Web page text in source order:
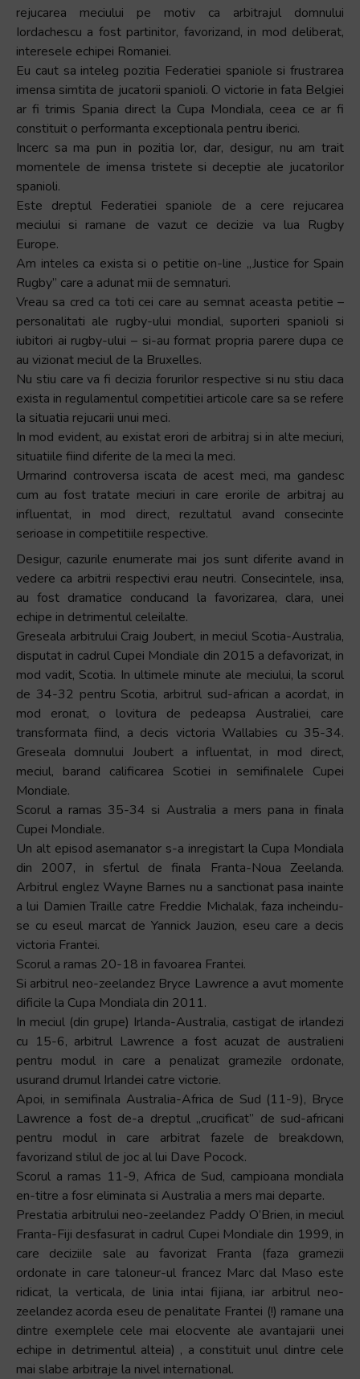
rejucarea meciului pe motiv ca arbitrajul domnului
Iordachescu a fost partinitor, favorizand, in mod deliberat,
interesele echipei Romaniei.
Eu caut sa inteleg pozitia Federatiei spaniole si frustrarea
imensa simtita de jucatorii spanioli. O victorie in fata Belgiei
ar fi trimis Spania direct la Cupa Mondiala, ceea ce ar fi
constituit o performanta exceptionala pentru iberici.
Incerc sa ma pun in pozitia lor, dar, desigur, nu am trait
momentele de imensa tristete si deceptie ale jucatorilor
spanioli.
Este dreptul Federatiei spaniole de a cere rejucarea
meciului si ramane de vazut ce decizie va lua Rugby
Europe.
Am inteles ca exista si o petitie on-line „Justice for Spain
Rugby” care a adunat mii de semnaturi.
Vreau sa cred ca toti cei care au semnat aceasta petitie –
personalitati ale rugby-ului mondial, suporteri spanioli si
iubitori ai rugby-ului – si-au format propria parere dupa ce
au vizionat meciul de la Bruxelles.
Nu stiu care va fi decizia forurilor respective si nu stiu daca
exista in regulamentul competitiei articole care sa se refere
la situatia rejucarii unui meci.
In mod evident, au existat erori de arbitraj si in alte meciuri,
situatiile fiind diferite de la meci la meci.
Urmarind controversa iscata de acest meci, ma gandesc
cum au fost tratate meciuri in care erorile de arbitraj au
influentat, in mod direct, rezultatul avand consecinte
serioase in competitiile respective.
Desigur, cazurile enumerate mai jos sunt diferite avand in
vedere ca arbitrii respectivi erau neutri. Consecintele, insa,
au fost dramatice conducand la favorizarea, clara, unei
echipe in detrimentul celeilalte.
Greseala arbitrului Craig Joubert, in meciul Scotia-Australia,
disputat in cadrul Cupei Mondiale din 2015 a defavorizat, in
mod vadit, Scotia. In ultimele minute ale meciului, la scorul
de 34-32 pentru Scotia, arbitrul sud-african a acordat, in
mod eronat, o lovitura de pedeapsa Australiei, care
transformata fiind, a decis victoria Wallabies cu 35-34.
Greseala domnului Joubert a influentat, in mod direct,
meciul, barand calificarea Scotiei in semifinalele Cupei
Mondiale.
Scorul a ramas 35-34 si Australia a mers pana in finala
Cupei Mondiale.
Un alt episod asemanator s-a inregistart la Cupa Mondiala
din 2007, in sfertul de finala Franta-Noua Zeelanda.
Arbitrul englez Wayne Barnes nu a sanctionat pasa inainte
a lui Damien Traille catre Freddie Michalak, faza incheindu-
se cu eseul marcat de Yannick Jauzion, eseu care a decis
victoria Frantei.
Scorul a ramas 20-18 in favoarea Frantei.
Si arbitrul neo-zeelandez Bryce Lawrence a avut momente
dificile la Cupa Mondiala din 2011.
In meciul (din grupe) Irlanda-Australia, castigat de irlandezi
cu 15-6, arbitrul Lawrence a fost acuzat de australieni
pentru modul in care a penalizat gramezile ordonate,
usurand drumul Irlandei catre victorie.
Apoi, in semifinala Australia-Africa de Sud (11-9), Bryce
Lawrence a fost de-a dreptul „crucificat” de sud-africani
pentru modul in care arbitrat fazele de breakdown,
favorizand stilul de joc al lui Dave Pocock.
Scorul a ramas 11-9, Africa de Sud, campioana mondiala
en-titre a fosr eliminata si Australia a mers mai departe.
Prestatia arbitrului neo-zeelandez Paddy O’Brien, in meciul
Franta-Fiji desfasurat in cadrul Cupei Mondiale din 1999, in
care deciziile sale au favorizat Franta (faza gramezii
ordonate in care taloneur-ul francez Marc dal Maso este
ridicat, la verticala, de linia intai fijiana, iar arbitrul neo-
zeelandez acorda eseu de penalitate Frantei (!) ramane una
dintre exemplele cele mai elocvente ale avantajarii unei
echipe in detrimentul alteia) , a constituit unul dintre cele
mai slabe arbitraje la nivel international.